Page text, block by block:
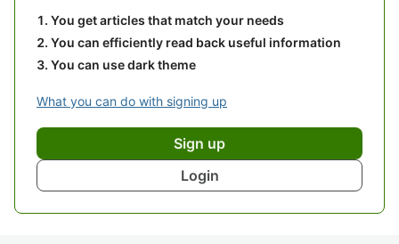
You get articles that match your needs
You can efficiently read back useful information
You can use dark theme
What you can do with signing up
Sign up
Login